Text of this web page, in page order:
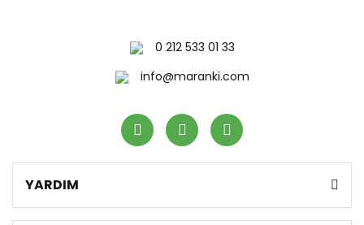
0 212 533 01 33
info@maranki.com
YARDIM